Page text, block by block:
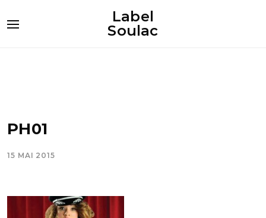
Label
Soulac
PH01
15 MAI 2015